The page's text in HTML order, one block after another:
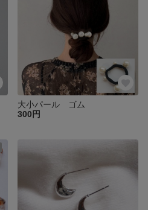
大小パール ゴム
300円